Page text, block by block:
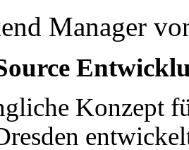
Manager
Konzept